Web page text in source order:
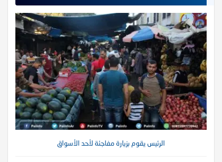
الرئيس يقوم بزيارة مفاجئة لأحد الأسواق